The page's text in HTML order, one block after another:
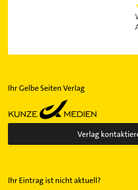
3
Ihr Gelbe Seiten Verlag
Verlag
Ihr Eintrag ist nicht aktuell?